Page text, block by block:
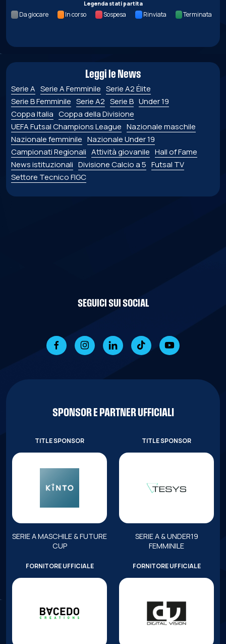
Legenda stati partita
Da giocare In corso Sospesa Rinviata Terminata
Leggi le News
Serie A Serie A Femminile Serie A2 Élite
Serie B Femminile Serie A2 Serie B Under 19
Coppa Italia Coppa della Divisione
UEFA Futsal Champions League Nazionale maschile
Nazionale femminile Nazionale Under 19
Campionati Regionali Attività giovanile Hall of Fame
News istituzionali Divisione Calcio a 5 Futsal TV
Settore Tecnico FIGC
SEGUICI SUI SOCIAL
SPONSOR E PARTNER UFFICIALI
TITLE SPONSOR
SERIE A MASCHILE & FUTURE
CUP
TITLE SPONSOR
SERIE A & UNDER19
FEMMINILE
FORNITORE UFFICIALE FORNITORE UFFICIALE